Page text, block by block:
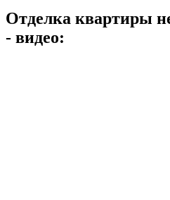
Отделка квартиры
- видео: